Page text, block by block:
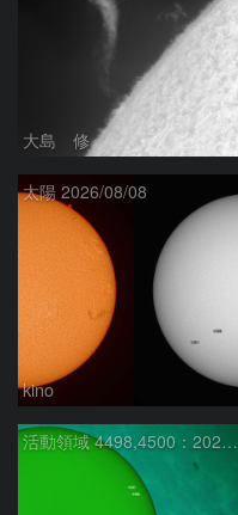
大島 修
太陽 2026/08/08
kino
活動領域 4498,4500：2026/08/08